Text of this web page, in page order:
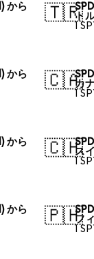
から
🇹🇷
ト
1
から
🇨🇦
カ
1
から
🇨🇭
ス
1
から
🇵🇭
フ
1